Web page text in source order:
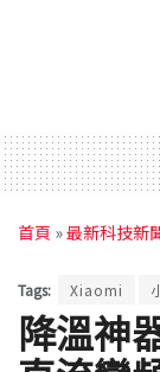
首頁 »最新科技新
Tags: Xiaomi
降溫神